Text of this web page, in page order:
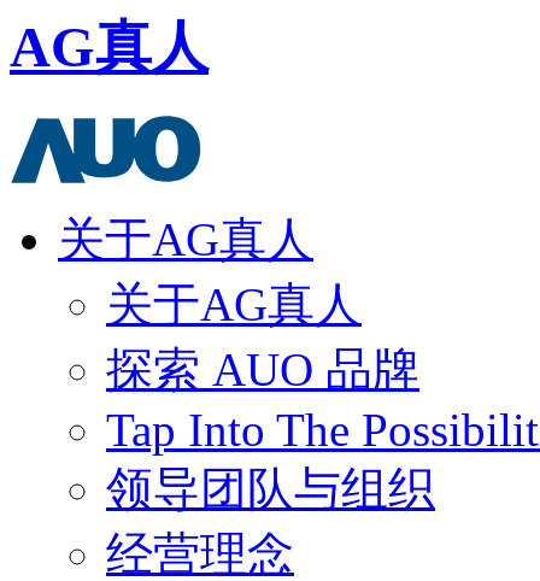
AG真人
关于AG真人
关于AG真人
探索 AUO 品牌
Tap Into The
领导团队与组织
经营理念